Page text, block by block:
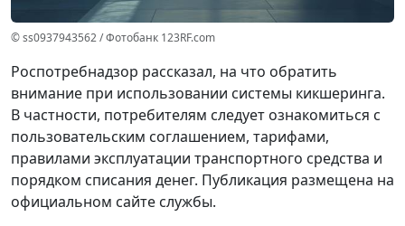
© ss0937943562 / Фотобанк 123RF.com
Роспотребнадзор рассказал, на что обратить
внимание при использовании системы кикшеринга.
В частности, потребителям следует ознакомиться с
пользовательским соглашением, тарифами,
правилами эксплуатации транспортного средства и
порядком списания денег. Публикация размещена на
официальном сайте службы.